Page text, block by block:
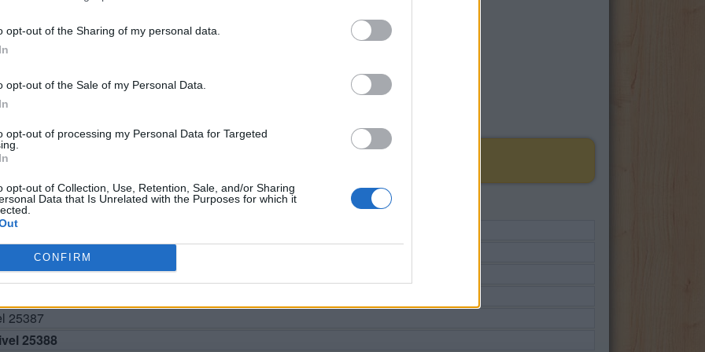
opt-out of the Sharing of my personal data.
opt-out of the Sale of my Personal Data.
opt-out of processing my Personal Data for Targeted
opt-out of Collection, Use, Retention, Sale, and/or Sharing
Data that Is Unrelated with the Purposes for which it
CONFIRM
25384
25385
25387
25388